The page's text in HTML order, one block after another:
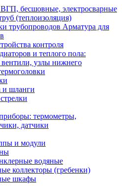
бесшовные, электросварные
(теплоизоляция)
Арматура для
контроля
и теплого пола:
узлы нижнего
и шланги
термометры,
датчики
и модули
водяные
коллекторы (гребенки)
шкафы